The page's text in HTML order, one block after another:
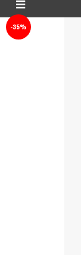
-35%